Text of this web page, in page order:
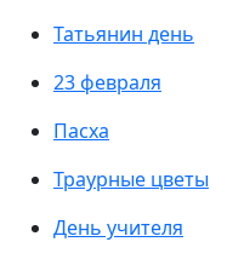
Татьянин день
23 февраля
Пасха
Траурные цветы
День учителя